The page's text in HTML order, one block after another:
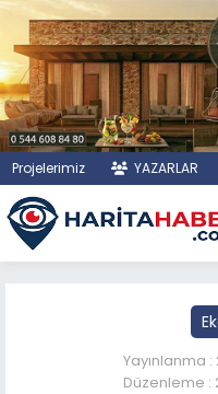
Projelerimiz YAZARLAR
Yayınlanma
Düzenleme :